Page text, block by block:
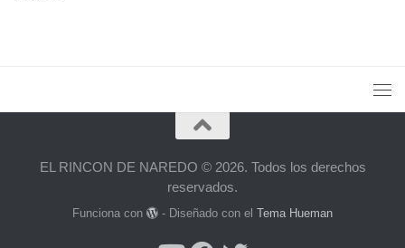
EL RINCON DE NAREDO © 2026. Todos los derechos
reservados.
Funciona con - Diseñado con elTema Hueman